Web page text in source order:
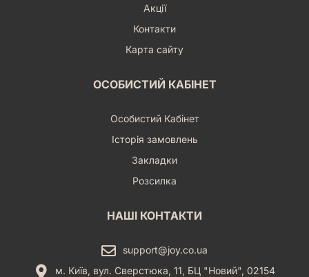
Акції
Контакти
Карта сайту
ОСОБИСТИЙ КАБІНЕТ
Особистий Кабінет
Історія замовлень
Закладки
Розсилка
НАШІ КОНТАКТИ
support@joy.co.ua
м. Київ, вул. Сверстюка, 11, БЦ "Новий", 02154